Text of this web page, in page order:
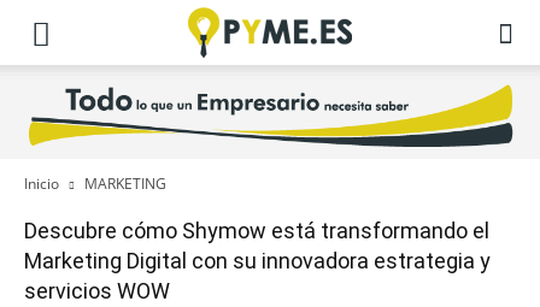
Inicio MARKETING
Descubre cómo Shymow está transformando el
Marketing Digital con su innovadora estrategia y
servicios WOW